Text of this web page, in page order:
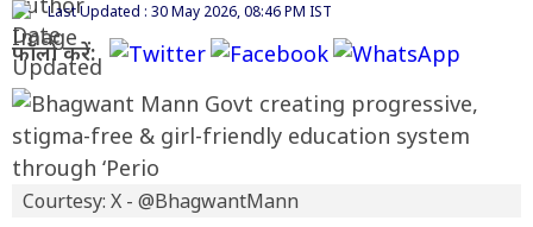
Last Updated : 30 May 2026, 08:46 PM IST
फॉलो करें:
Courtesy: X - @BhagwantMann